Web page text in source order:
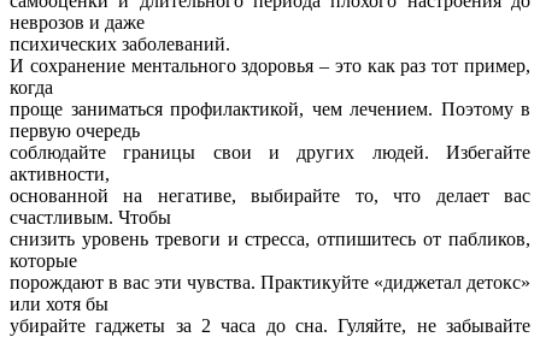
неврозов и даже
психических заболеваний.
И сохранение ментального здоровья – это как раз тот пример,
когда
проще заниматься профилактикой, чем лечением. Поэтому в
первую очередь
соблюдайте границы свои и других людей. Избегайте
активности,
основанной на негативе, выбирайте то, что делает вас
счастливым. Чтобы
снизить уровень тревоги и стресса, отпишитесь от пабликов,
которые
порождают в вас эти чувства. Практикуйте «диджетал детокс»
или хотя бы
убирайте гаджеты за 2 часа до сна. Гуляйте, не забывайте